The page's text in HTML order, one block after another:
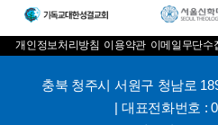
개인정보처리방침 이용약관 이메일무단수
충북 청주시 서원구 청남로
| 대표전화번호 :